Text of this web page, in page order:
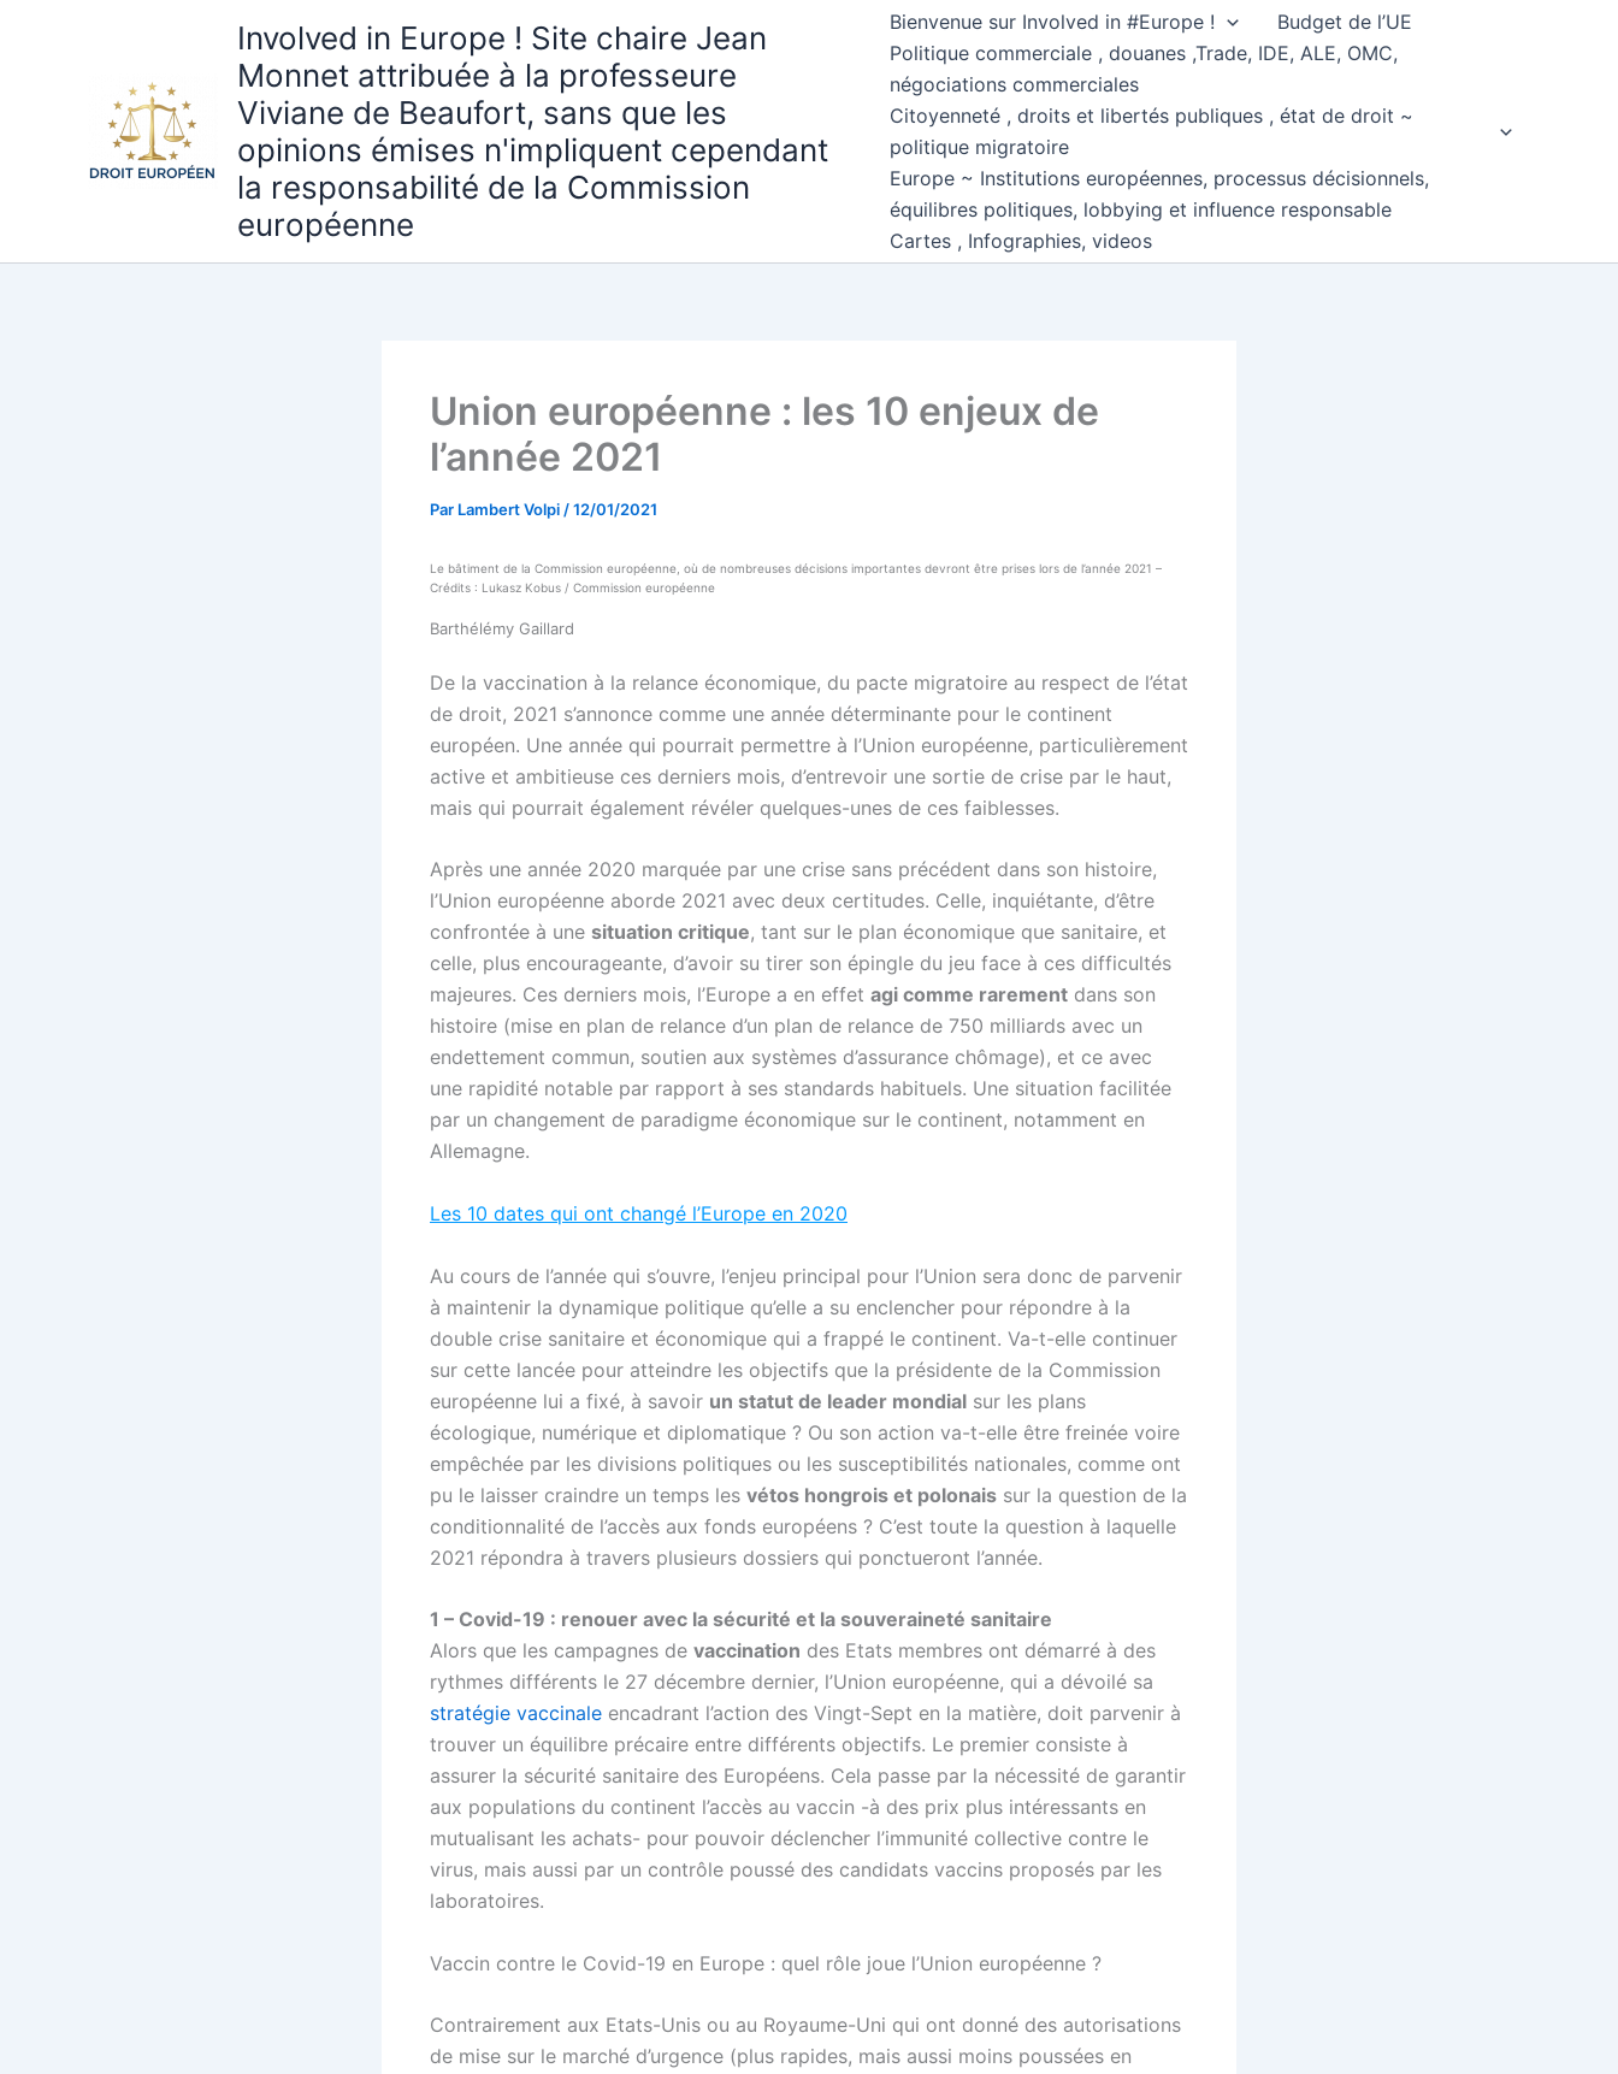
Involved in Europe ! Site chaire Jean
Monnet attribuée à la professeure
Viviane de Beaufort, sans que les
opinions émises n'impliquent cependant
la responsabilité de la Commission
européenne
Bienvenue sur Involved in #Europe !
Budget de l’UE
Politique commerciale , douanes ,Trade, IDE, ALE, OMC,
négociations commerciales
Citoyenneté , droits et libertés publiques , état de droit ~
politique migratoire
Europe ~ Institutions européennes, processus décisionnels,
équilibres politiques, lobbying et influence responsable
Cartes , Infographies, videos
Union européenne : les 10 enjeux de
l’année 2021
Par Lambert Volpi /12/01/2021
Le bâtiment de la Commission européenne, où de nombreuses décisions importantes devront être prises lors de l’année 2021 –
Crédits : Lukasz Kobus / Commission européenne
Barthélémy Gaillard
De la vaccination à la relance économique, du pacte migratoire au respect de l’état
de droit, 2021 s’annonce comme une année déterminante pour le continent
européen. Une année qui pourrait permettre à l’Union européenne, particulièrement
active et ambitieuse ces derniers mois, d’entrevoir une sortie de crise par le haut,
mais qui pourrait également révéler quelques-unes de ces faiblesses.
Après une année 2020 marquée par une crise sans précédent dans son histoire,
l’Union européenne aborde 2021 avec deux certitudes. Celle, inquiétante, d’être
confrontée à une situation critique, tant sur le plan économique que sanitaire, et
celle, plus encourageante, d’avoir su tirer son épingle du jeu face à ces difficultés
majeures. Ces derniers mois, l’Europe a en effet agi comme rarement dans son
histoire (mise en plan de relance d’un plan de relance de 750 milliards avec un
endettement commun, soutien aux systèmes d’assurance chômage), et ce avec
une rapidité notable par rapport à ses standards habituels. Une situation facilitée
par un changement de paradigme économique sur le continent, notamment en
Allemagne.
Les 10 dates qui ont changé l’Europe en 2020
Au cours de l’année qui s’ouvre, l’enjeu principal pour l’Union sera donc de parvenir
à maintenir la dynamique politique qu’elle a su enclencher pour répondre à la
double crise sanitaire et économique qui a frappé le continent. Va-t-elle continuer
sur cette lancée pour atteindre les objectifs que la présidente de la Commission
européenne lui a fixé, à savoir un statut de leader mondial sur les plans
écologique, numérique et diplomatique ? Ou son action va-t-elle être freinée voire
empêchée par les divisions politiques ou les susceptibilités nationales, comme ont
pu le laisser craindre un temps les vétos hongrois et polonais sur la question de la
conditionnalité de l’accès aux fonds européens ? C’est toute la question à laquelle
2021 répondra à travers plusieurs dossiers qui ponctueront l’année.
1 – Covid-19 : renouer avec la sécurité et la souveraineté sanitaire
Alors que les campagnes de vaccination des Etats membres ont démarré à des
rythmes différents le 27 décembre dernier, l’Union européenne, qui a dévoilé sa
stratégie vaccinale encadrant l’action des Vingt-Sept en la matière, doit parvenir à
trouver un équilibre précaire entre différents objectifs. Le premier consiste à
assurer la sécurité sanitaire des Européens. Cela passe par la nécessité de garantir
aux populations du continent l’accès au vaccin -à des prix plus intéressants en
mutualisant les achats- pour pouvoir déclencher l’immunité collective contre le
virus, mais aussi par un contrôle poussé des candidats vaccins proposés par les
laboratoires.
Vaccin contre le Covid-19 en Europe : quel rôle joue l’Union européenne ?
Contrairement aux Etats-Unis ou au Royaume-Uni qui ont donné des autorisations
de mise sur le marché d’urgence (plus rapides, mais aussi moins poussées en